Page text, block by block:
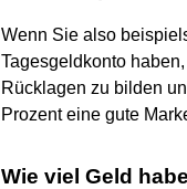
Wenn Sie also
Tagesgeldkonto
Rücklagen zu bilden
Prozent eine gute
Wie viel Geld